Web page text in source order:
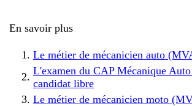
En savoir plus
Le métier de mécanicien auto
L'examen du CAP Mécanique
candidat libre
Le métier de mécanicien moto